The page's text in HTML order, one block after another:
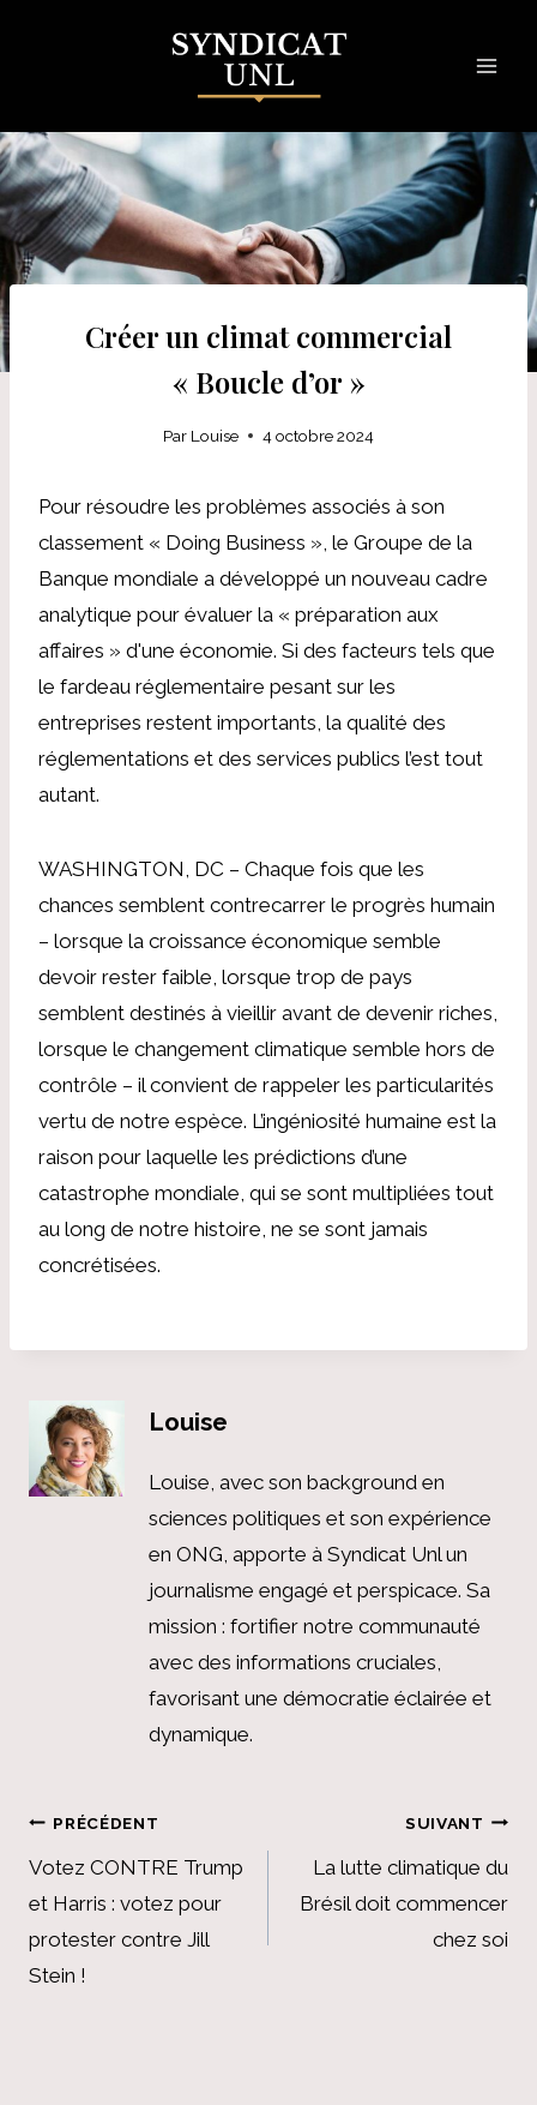
Créer un climat commercial
« Boucle d’or »
Par Louise 4 octobre 2024
Pour résoudre les problèmes associés à son
classement « Doing Business », le Groupe de la
Banque mondiale a développé un nouveau cadre
analytique pour évaluer la « préparation aux
affaires » d'une économie. Si des facteurs tels que
le fardeau réglementaire pesant sur les
entreprises restent importants, la qualité des
réglementations et des services publics l’est tout
autant.
WASHINGTON, DC – Chaque fois que les
chances semblent contrecarrer le progrès humain
– lorsque la croissance économique semble
devoir rester faible, lorsque trop de pays
semblent destinés à vieillir avant de devenir riches,
lorsque le changement climatique semble hors de
contrôle – il convient de rappeler les particularités
vertu de notre espèce. L’ingéniosité humaine est la
raison pour laquelle les prédictions d’une
catastrophe mondiale, qui se sont multipliées tout
au long de notre histoire, ne se sont jamais
concrétisées.
Louise
Louise, avec son background en
sciences politiques et son expérience
en ONG, apporte à Syndicat Unl un
journalisme engagé et perspicace. Sa
mission : fortifier notre communauté
avec des informations cruciales,
favorisant une démocratie éclairée et
dynamique.
Navigation
de
l’article
PRÉCÉDENT
Votez CONTRE Trump
et Harris : votez pour
protester contre Jill
Stein !
SUIVANT
La lutte climatique du
Brésil doit commencer
chez soi